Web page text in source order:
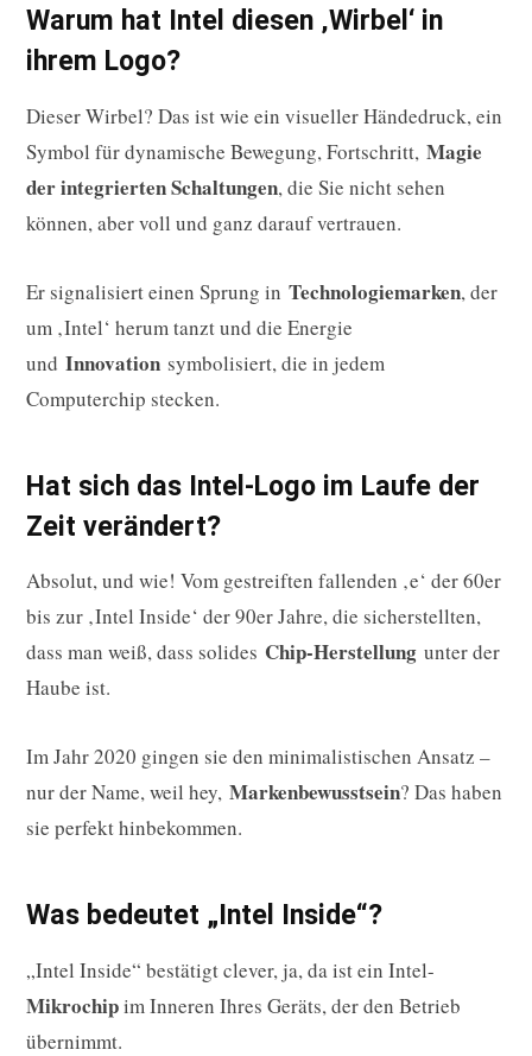
Warum hat Intel diesen ‚Wirbel‘ in
ihrem Logo?
Dieser Wirbel? Das ist wie ein visueller Händedruck, ein
Symbol für dynamische Bewegung, Fortschritt, Magie
der integrierten Schaltungen, die Sie nicht sehen
können, aber voll und ganz darauf vertrauen.
Er signalisiert einen Sprung in Technologiemarken, der
um ‚Intel‘ herum tanzt und die Energie
und Innovation symbolisiert, die in jedem
Computerchip stecken.
Hat sich das Intel-Logo im Laufe der
Zeit verändert?
Absolut, und wie! Vom gestreiften fallenden ‚e‘ der 60er
bis zur ‚Intel Inside‘ der 90er Jahre, die sicherstellten,
dass man weiß, dass solides Chip-Herstellung unter der
Haube ist.
Im Jahr 2020 gingen sie den minimalistischen Ansatz –
nur der Name, weil hey, Markenbewusstsein? Das haben
sie perfekt hinbekommen.
Was bedeutet „Intel Inside“?
„Intel Inside“ bestätigt clever, ja, da ist ein Intel-
Mikrochipim Inneren Ihres Geräts, der den Betrieb
übernimmt.